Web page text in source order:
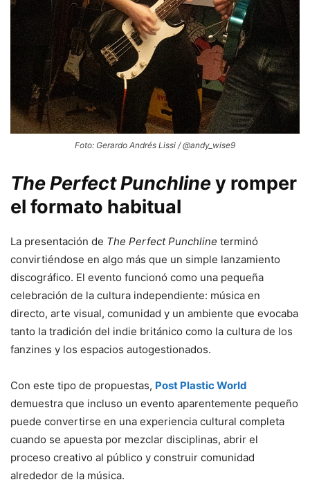
Foto: Gerardo Andrés Lissi / @andy_wise9
The Perfect Punchliney romper
el formato habitual
La presentación de The Perfect Punchline terminó
convirtiéndose en algo más que un simple lanzamiento
discográfico. El evento funcionó como una pequeña
celebración de la cultura independiente: música en
directo, arte visual, comunidad y un ambiente que evocaba
tanto la tradición del indie británico como la cultura de los
fanzines y los espacios autogestionados.
Con este tipo de propuestas, Post Plastic World
demuestra que incluso un evento aparentemente pequeño
puede convertirse en una experiencia cultural completa
cuando se apuesta por mezclar disciplinas, abrir el
proceso creativo al público y construir comunidad
alrededor de la música.